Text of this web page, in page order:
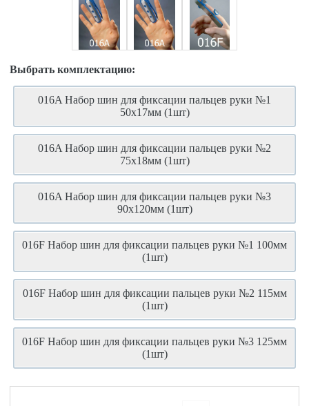
Выбрать комплектацию:
016A Набор шин для фиксации пальцев руки №1
50x17мм (1шт)
016A Набор шин для фиксации пальцев руки №2
75x18мм (1шт)
016A Набор шин для фиксации пальцев руки №3
90x120мм (1шт)
016F Набор шин для фиксации пальцев руки №1 100мм
(1шт)
016F Набор шин для фиксации пальцев руки №2 115мм
(1шт)
016F Набор шин для фиксации пальцев руки №3 125мм
(1шт)